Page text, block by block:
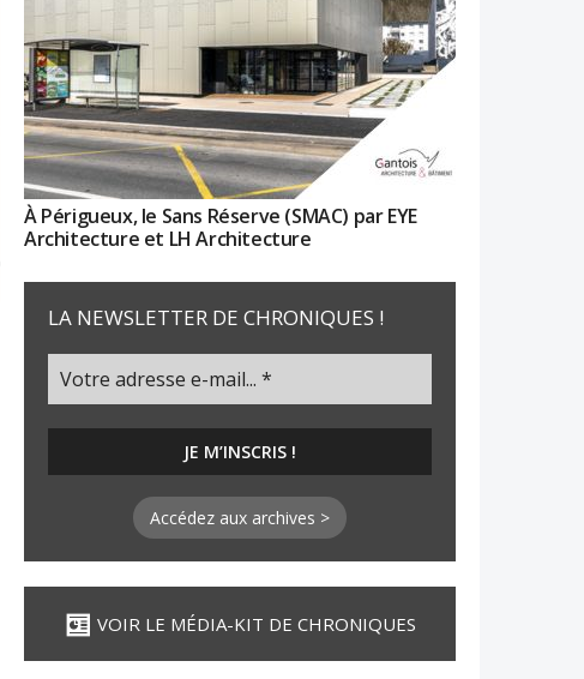
À Périgueux, le Sans Réserve (SMAC) par EYE
Architecture et LH Architecture
LA NEWSLETTER DE CHRONIQUES !
Accédez aux archives >
VOIR LE MÉDIA-KIT DE CHRONIQUES